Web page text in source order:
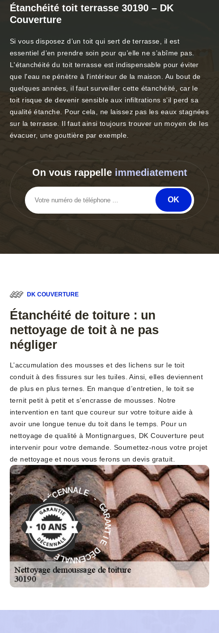
Étanchéité toit terrasse 30190 – DK
Couverture
Si vous disposez d’un toit qui sert de terrasse, il est
essentiel d’en prendre soin pour qu’elle ne s’abîme pas.
L'étanchéité du toit terrasse est indispensable pour éviter
que l'eau ne pénètre à l'intérieur de la maison. Au bout de
quelques années, il faut surveiller cette étanchéité, car le
toit risque de devenir sensible aux infiltrations s’il perd sa
qualité étanche. Pour cela, ne laissez pas les eaux stagnées
sur la terrasse. Il faut ainsi toujours trouver un moyen de les
évacuer, une gouttière par exemple.
On vous rappelle immediatement
DK COUVERTURE
Étanchéité de toiture : un
nettoyage de toit à ne pas
négliger
L’accumulation des mousses et des lichens sur le toit
conduit à des fissures sur les tuiles. Ainsi, elles deviennent
de plus en plus ternes. En manque d’entretien, le toit se
ternit petit à petit et s’encrasse de mousses. Notre
intervention en tant que coureur sur votre toiture aide à
avoir une longue tenue du toit dans le temps. Pour un
nettoyage de qualité à Montignargues, DK Couverture peut
intervenir pour votre demande. Soumettez-nous votre projet
de nettoyage et nous vous ferons un devis gratuit.
G
A
R
A
N
T
I
E
D
É
C
E
N
NALE - GAR
A
N
T
I
E
D
É
C
E
N
N
A
L
E
-